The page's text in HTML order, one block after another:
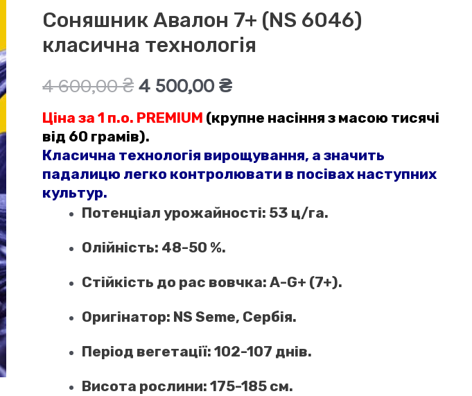
Соняшник Авалон 7+ (NS 6046)
класична технологія
4 600,00₴ Оригінальна
ціна:
4
4 500,00₴Поточна
ціна:
4
Ціна за 1 п.о. PREMIUM (крупне насіння з масою тисячі
від 60 грамів).
Класична технологія вирощування, а значить
падалицю легко контролювати в посівах наступних
культур.
Потенціал урожайності: 53 ц/га.
Олійність: 48-50 %.
Стійкість до рас вовчка: A-G+ (7+).
Оригінатор: NS Seme, Сербія.
Період вегетації: 102-107 днів.
Висота рослини: 175-185 см.